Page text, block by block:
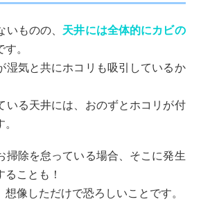
いものの、 天井には全体的にカビの
す。
湿気と共にホコリも吸引しているか
いる天井には、おのずとホコリが付
掃除を怠っている場合、そこに発生
ることも！
像しただけで恐ろしいことです。